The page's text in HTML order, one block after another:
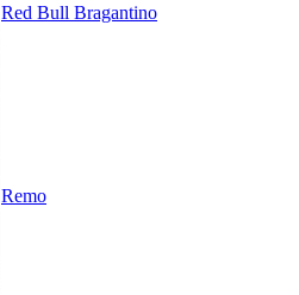
Red Bull Bragantino
Remo